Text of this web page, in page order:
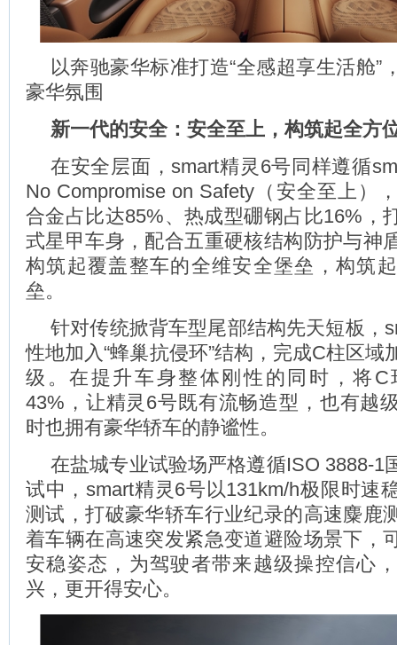
以奔驰豪华标准打造“全感超享生活舱”
豪华氛围
新一代的安全：安全至上，构筑起全方
在安全层面，smart精灵6号同样遵循
No Compromise on Safety（安全至上）
合金占比达85%、热成型硼钢占比16%，
式星甲车身，配合五重硬核结构防护与神
构筑起覆盖整车的全维安全堡垒，构筑
垒。
针对传统掀背车型尾部结构先天短板，
性地加入“蜂巢抗侵环”结构，完成C柱区域
级。在提升车身整体刚性的同时，将C
43%，让精灵6号既有流畅造型，也有越
时也拥有豪华轿车的静谧性。
在盐城专业试验场严格遵循ISO 3888-1
试中，smart精灵6号以131km/h极限时速
测试，打破豪华轿车行业纪录的高速麋鹿
着车辆在高速突发紧急变道避险场景下，
安稳姿态，为驾驶者带来越级操控信心
兴，更开得安心。